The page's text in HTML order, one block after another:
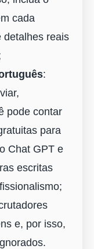
cada
detalhes reais
:
pode contar
para
Chat GPT e
escritas
e, por isso,